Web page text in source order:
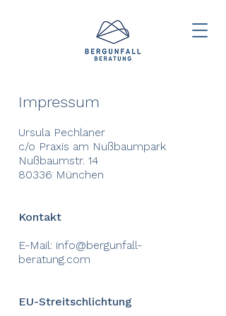
Impressum
Ursula Pechlaner
c/o Praxis am Nußbaumpark
Nußbaumstr. 14
80336 München
Kontakt
E-Mail: info@bergunfall-
beratung.com
EU-Streitschlichtung